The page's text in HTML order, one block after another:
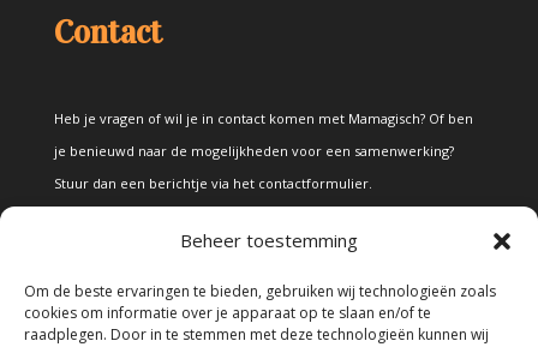
Beheer toestemming
Om de beste ervaringen te bieden, gebruiken wij technologieën zoals
cookies om informatie over je apparaat op te slaan en/of te
raadplegen. Door in te stemmen met deze technologieën kunnen wij
Contact
Heb je vragen of wil je in contact komen met Mamagisch? Of ben
je benieuwd naar de mogelijkheden voor een samenwerking?
Stuur dan een berichtje via het contactformulier.